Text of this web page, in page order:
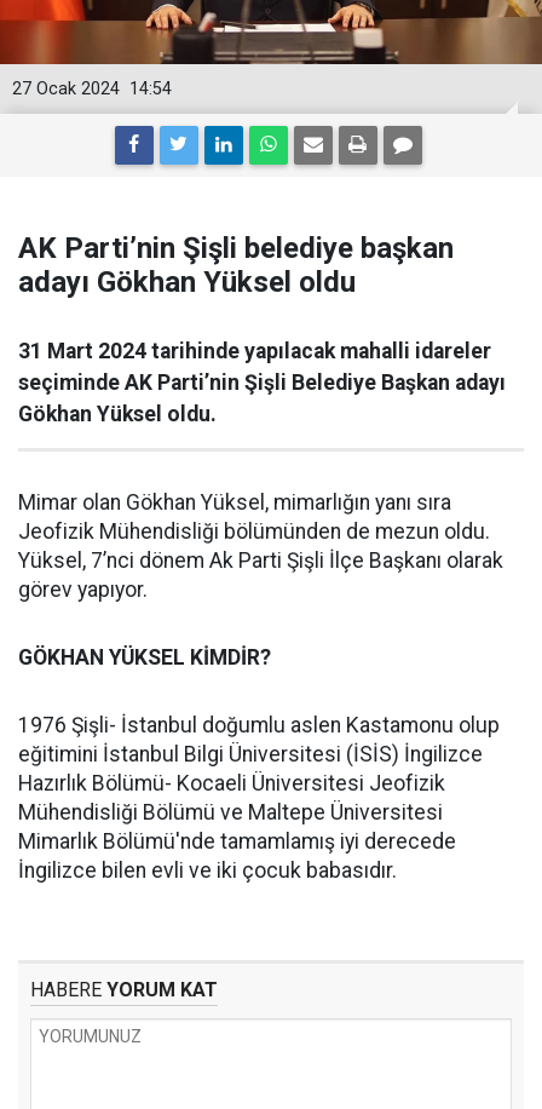
14:54
27 Ocak 2024
AK Parti’nin Şişli belediye başkan
adayı Gökhan Yüksel oldu
31 Mart 2024 tarihinde yapılacak mahalli idareler
seçiminde AK Parti’nin Şişli Belediye Başkan adayı
Gökhan Yüksel oldu.
Mimar olan Gökhan Yüksel, mimarlığın yanı sıra
Jeofizik Mühendisliği bölümünden de mezun oldu.
Yüksel, 7’nci dönem Ak Parti Şişli İlçe Başkanı olarak
görev yapıyor.
GÖKHAN YÜKSEL KİMDİR?
1976 Şişli- İstanbul doğumlu aslen Kastamonu olup
eğitimini İstanbul Bilgi Üniversitesi (İSİS) İngilizce
Hazırlık Bölümü- Kocaeli Üniversitesi Jeofizik
Mühendisliği Bölümü ve Maltepe Üniversitesi
Mimarlık Bölümü'nde tamamlamış iyi derecede
İngilizce bilen evli ve iki çocuk babasıdır.
HABERE YORUM KAT